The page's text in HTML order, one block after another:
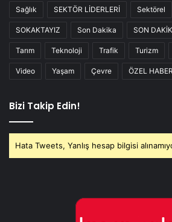
Sağlık SEKTÖR LİDERLERİ Sektörel
SOKAKTAYIZ Son Dakika SON
Tarım Teknoloji Trafik Turizm
Video Yaşam Çevre ÖZEL HABER
Bizi Takip Edin!
Hata Tweets, Yanlış hesap bilgisi